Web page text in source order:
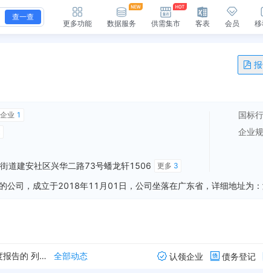
查一查
更多功能 数据服务 供需集市 客表 会员
业 1
道建安社区兴华二路73号蟠龙轩1506 更多 3
国标
企业
新增经营异常，列入原因：未依照《企业信息公示暂行条例》第八条规定的期限公示年度报告的 列入机关：深圳市市场监督管理局宝安监管局 列入日期：2026-03-18
全部动态
认领企业 债务登记